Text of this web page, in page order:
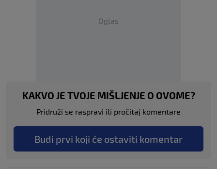
Oglas
KAKVO JE TVOJE MIŠLJENJE O OVOME?
Pridruži se raspravi ili pročitaj komentare
Budi prvi koji će ostaviti komentar